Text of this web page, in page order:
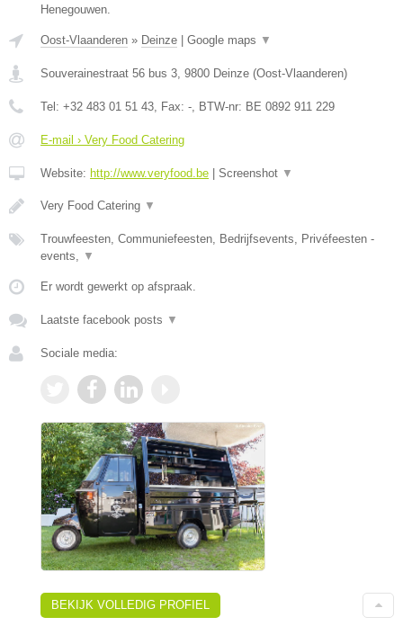
Henegouwen.
Oost-Vlaanderen » Deinze | Google maps ▼
Souverainestraat 56 bus 3 9800 Deinze (Oost-Vlaanderen)
Tel: +32 483 01 51 43 , Fax: - , BTW-nr: BE 0892 911 229
E-mail › Very Food Catering
Website: http://www.veryfood.be | Screenshot ▼
Very Food Catering ▼
Trouwfeesten, Communiefeesten, Bedrijfsevents, Privéfeesten -
events,
▼
Er wordt gewerkt op afspraak.
Laatste facebook posts ▼
Sociale media:
BEKIJK VOLLEDIG PROFIEL